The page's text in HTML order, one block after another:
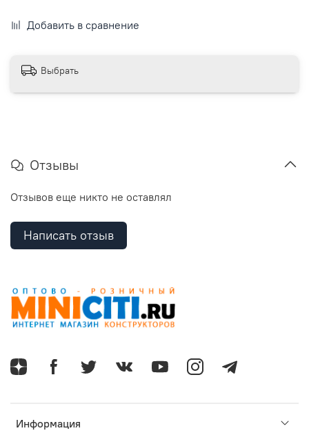
Добавить в сравнение
Выбрать
Отзывы
Отзывов еще никто не оставлял
Написать отзыв
Информация